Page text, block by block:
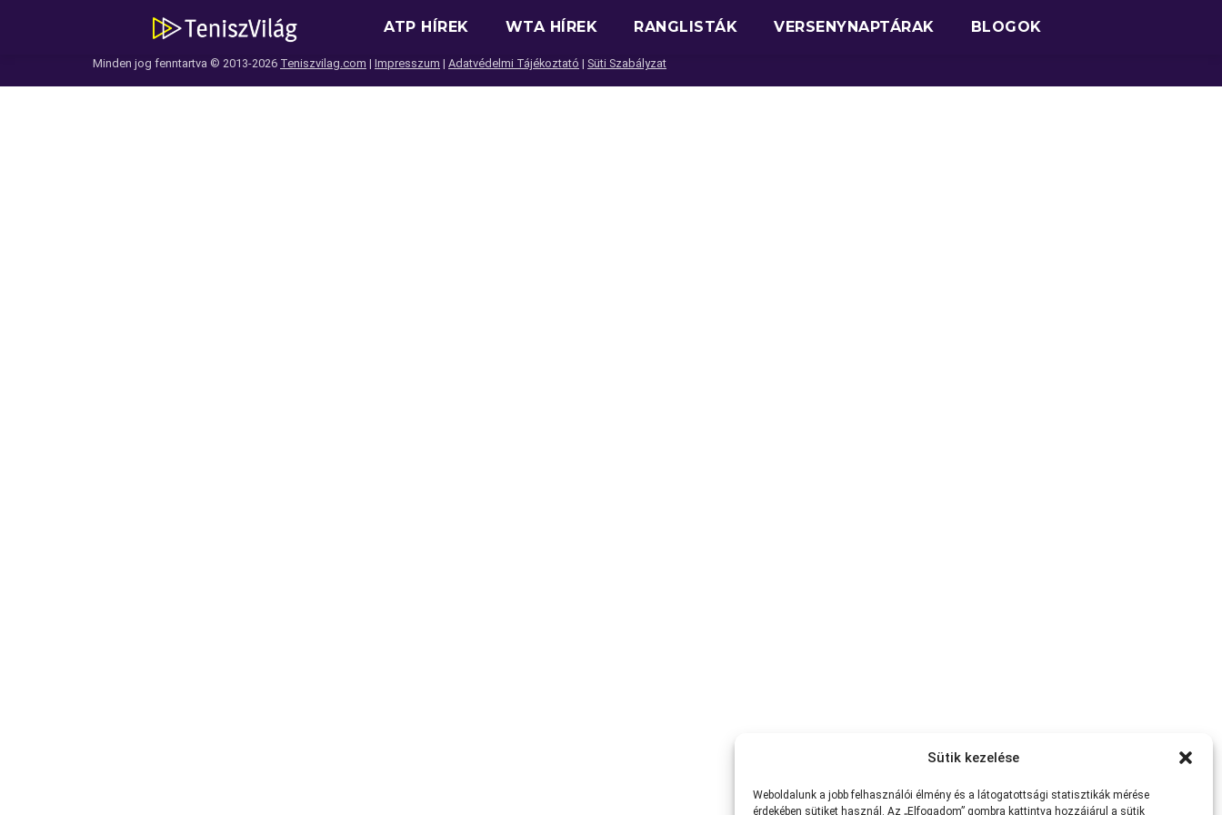
Sütik kezelése
Weboldalunk a jobb felhasználói élmény és a látogatottsági statisztikák mérése
érdekében sütiket használ. Az „Elfogadom” gombra kattintva hozzájárul a sütik
ATP HÍREK WTA HÍREK RANGLISTÁK VERSENYNAPTÁRAK BLOGOK
Minden jog fenntartva © 2013-2026 Teniszvilag.com | Impresszum | Adatvédelmi Tájékoztató | Süti Szabályzat